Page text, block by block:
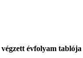
évfolyam